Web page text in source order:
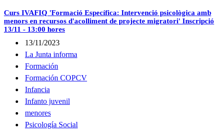
Curs IVAFIQ 'Formació Específica: Intervenció psicològica amb
menors en recursos d'acolliment de projecte migratori' Inscripció
13/11 - 13:00 hores
13/11/2023
La Junta informa
Formación
Formación COPCV
Infancia
Infanto juvenil
menores
Psicología Social